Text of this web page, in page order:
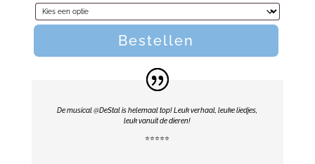
Bestellen
De musical @DeStal is helemaal top! Leuk verhaal, leuke liedjes,
leuk vanuit de dieren!
⭐️⭐️⭐️⭐️⭐️